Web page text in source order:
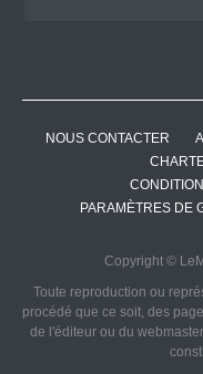
NOUS CONTACTER
PARAMÈTRES DE
Copyright ©
Toute reproduction ou
procédé que ce soit, des
de l'éditeur ou du